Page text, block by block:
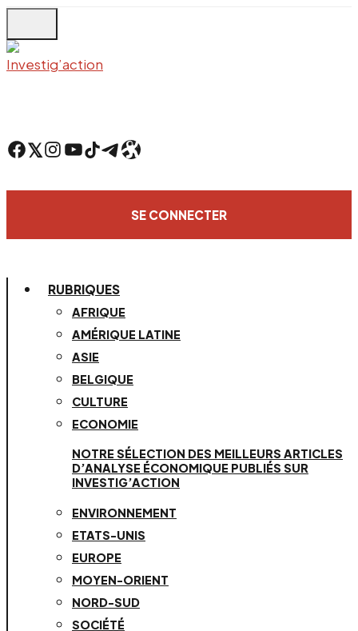
to
main
Facebook Twitter Instagram YouTube TikTok TelegramLien
SE CONNECTER
RUBRIQUES
AFRIQUE
AMÉRIQUE LATINE
ASIE
BELGIQUE
CULTURE
ECONOMIE
NOTRE SÉLECTION DES MEILLEURS ARTICLES
D’ANALYSE ÉCONOMIQUE PUBLIÉS SUR
INVESTIG’ACTION
ENVIRONNEMENT
ETATS-UNIS
EUROPE
MOYEN-ORIENT
NORD-SUD
SOCIÉTÉ